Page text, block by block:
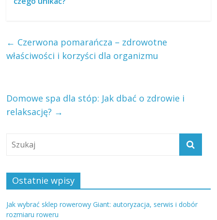
← Czerwona pomarańcza – zdrowotne
właściwości i korzyści dla organizmu
Domowe spa dla stóp: Jak dbać o zdrowie i
relaksację? →
Ostatnie wpisy
Jak wybrać sklep rowerowy Giant: autoryzacja, serwis i dobór
rozmiaru roweru